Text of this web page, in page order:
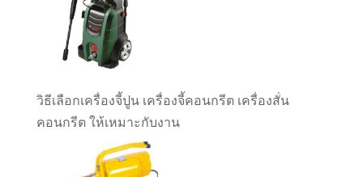
วิธีเลือกเครื่องจี้ปูน เครื่องจี้คอนกรีต เครื่องสั่น
คอนกรีต ให้เหมาะกับงาน